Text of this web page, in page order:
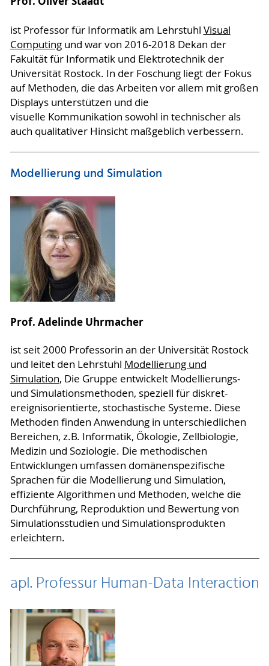
ist Professor für Informatik am Lehrstuhl Visual
Computingund war von 2016-2018 Dekan der
Fakultät für Informatik und Elektrotechnik der
Universität Rostock. In der Foschung liegt der Fokus
auf Methoden, die das Arbeiten vor allem mit großen
Displays unterstützen und die
visuelle Kommunikation sowohl in technischer als
auch qualitativer Hinsicht maßgeblich verbessern.
Modellierung und Simulation
Prof. Adelinde Uhrmacher
ist seit 2000 Professorin an der Universität Rostock
und leitet den Lehrstuhl Modellierung und
Simulation, Die Gruppe entwickelt Modellierungs-
und Simulationsmethoden, speziell für diskret-
ereignisorientierte, stochastische Systeme. Diese
Methoden finden Anwendung in unterschiedlichen
Bereichen, z.B. Informatik, Ökologie, Zellbiologie,
Medizin und Soziologie. Die methodischen
Entwicklungen umfassen domänenspezifische
Sprachen für die Modellierung und Simulation,
effiziente Algorithmen und Methoden, welche die
Durchführung, Reproduktion und Bewertung von
Simulationsstudien und Simulationsprodukten
erleichtern.
apl. Professur Human-Data Interaction